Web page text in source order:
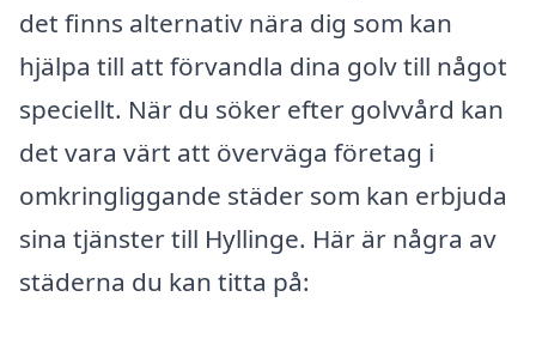
det finns alternativ nära dig som kan
hjälpa till att förvandla dina golv till något
speciellt. När du söker efter golvvård kan
det vara värt att överväga företag i
omkringliggande städer som kan erbjuda
sina tjänster till Hyllinge. Här är några av
städerna du kan titta på: